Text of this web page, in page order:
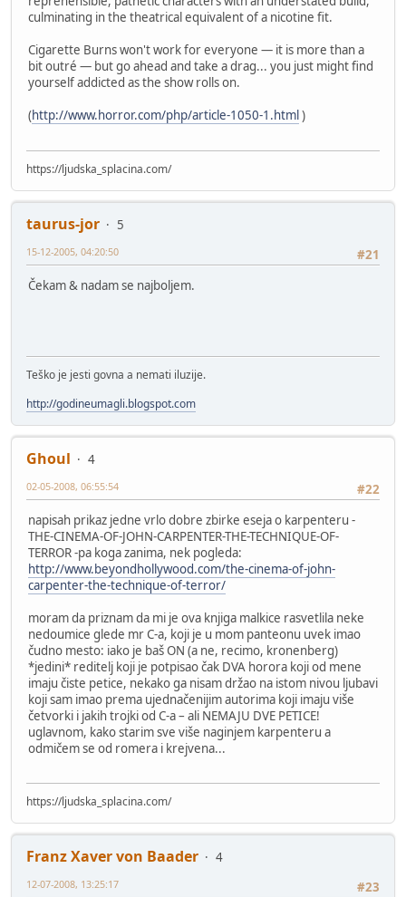
culminating in the theatrical equivalent of a nicotine fit.
Cigarette Burns won't work for everyone — it is more than a
bit outré — but go ahead and take a drag... you just might find
yourself addicted as the show rolls on.
(http://www.horror.com/php/article-1050-1.html )
https://ljudska_splacina.com/
taurus-jor
5
#21
15-12-2005, 04:20:50
Čekam & nadam se najboljem.
Teško je jesti govna a nemati iluzije.
http://godineumagli.blogspot.com
Ghoul
4
#22
02-05-2008, 06:55:54
napisah prikaz jedne vrlo dobre zbirke eseja o karpenteru -
THE-CINEMA-OF-JOHN-CARPENTER-THE-TECHNIQUE-OF-
TERROR -pa koga zanima, nek pogleda:
http://www.beyondhollywood.com/the-cinema-of-john-
carpenter-the-technique-of-terror/
moram da priznam da mi je ova knjiga malkice rasvetlila neke
nedoumice glede mr C-a, koji je u mom panteonu uvek imao
čudno mesto: iako je baš ON (a ne, recimo, kronenberg)
*jedini* reditelj koji je potpisao čak DVA horora koji od mene
imaju čiste petice, nekako ga nisam držao na istom nivou ljubavi
koji sam imao prema ujednačenijim autorima koji imaju više
četvorki i jakih trojki od C-a – ali NEMAJU DVE PETICE!
uglavnom, kako starim sve više naginjem karpenteru a
odmičem se od romera i krejvena...
https://ljudska_splacina.com/
Franz Xaver von Baader
4
#23
12-07-2008, 13:25:17